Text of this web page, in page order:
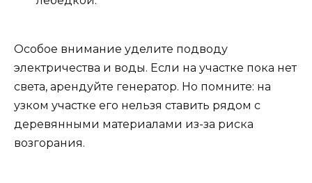
Особое внимание уделите подводу
электричества и воды. Если на участке пока нет
света, арендуйте генератор. Но помните: на
узком участке его нельзя ставить рядом с
деревянными материалами из-за риска
возгорания.